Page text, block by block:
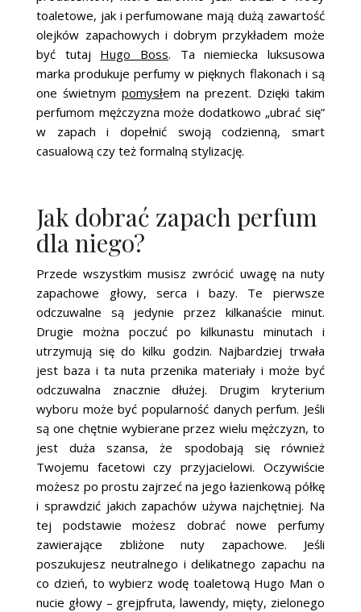
toaletowe, jak i perfumowane mają dużą zawartość
olejków zapachowych i dobrym przykładem może
być tutaj Hugo Boss. Ta niemiecka luksusowa
marka produkuje perfumy w pięknych flakonach i są
one świetnympomysłem na prezent. Dzięki takim
perfumom mężczyzna może dodatkowo „ubrać się”
w zapach i dopełnić swoją codzienną, smart
casualową czy też formalną stylizację.
Jak dobrać zapach perfum
dla niego?
Przede wszystkim musisz zwrócić uwagę na nuty
zapachowe głowy, serca i bazy. Te pierwsze
odczuwalne są jedynie przez kilkanaście minut.
Drugie można poczuć po kilkunastu minutach i
utrzymują się do kilku godzin. Najbardziej trwała
jest baza i ta nuta przenika materiały i może być
odczuwalna znacznie dłużej. Drugim kryterium
wyboru może być popularność danych perfum. Jeśli
są one chętnie wybierane przez wielu mężczyzn, to
jest duża szansa, że spodobają się również
Twojemu facetowi czy przyjacielowi. Oczywiście
możesz po prostu zajrzeć na jego łazienkową półkę
i sprawdzić jakich zapachów używa najchętniej. Na
tej podstawie możesz dobrać nowe perfumy
zawierające zbliżone nuty zapachowe. Jeśli
poszukujesz neutralnego i delikatnego zapachu na
co dzień, to wybierz wodę toaletową Hugo Man o
nucie głowy – grejpfruta, lawendy, mięty, zielonego